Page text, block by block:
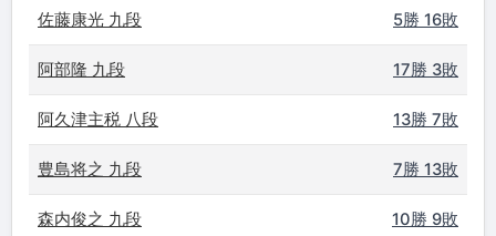
佐藤康光 九段 5勝 16敗
阿部隆 九段 17勝 3敗
阿久津主税 八段 13勝 7敗
豊島将之 九段 7勝 13敗
森内俊之 九段 10勝 9敗